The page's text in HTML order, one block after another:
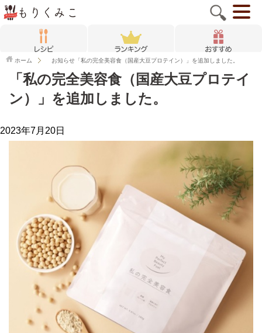
ホーム お知らせ「私の完全美容食（国産大豆プロテイン）」を追加しました。
「私の完全美容食（国産大豆プロテイ
ン）」を追加しました。
2023年7月20日